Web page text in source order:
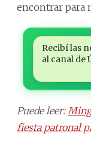
encontrar para
Recibí las
al canal de
Puede leer:
fiesta patronal